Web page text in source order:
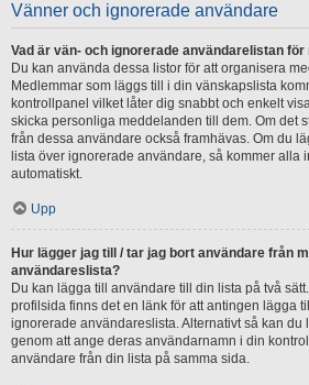
Vänner och ignorerade användare
Vad är vän- och ignorerade användarelistan för
Du kan använda dessa listor för att organisera
Medlemmar som läggs till i din vänskapslista
kontrollpanel vilket låter dig snabbt och enkelt
skicka personliga meddelanden till dem. Om det
från dessa användare också framhävas. Om du
lista över ignorerade användare, så kommer alla
automatiskt.
Upp
Hur lägger jag till / tar jag bort användare från
användareslista?
Du kan lägga till användare till din lista på två
profilsida finns det en länk för att antingen lägga
ignorerade användareslista. Alternativt så kan
genom att ange deras användarnamn i din
användare från din lista på samma sida.